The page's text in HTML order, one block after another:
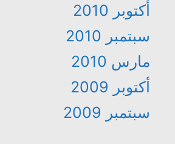
أكتوبر 2010
سبتمبر 2010
مارس 2010
أكتوبر 2009
سبتمبر 2009